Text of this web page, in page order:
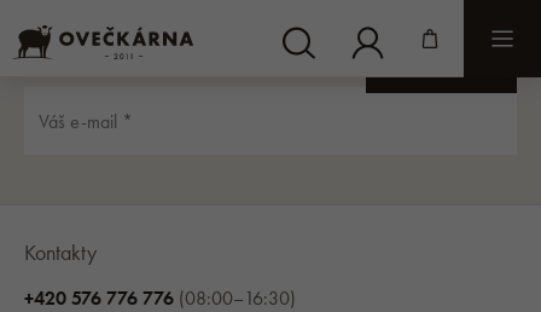
Kontakty
+420 576 776 776 (08:00–16:30)